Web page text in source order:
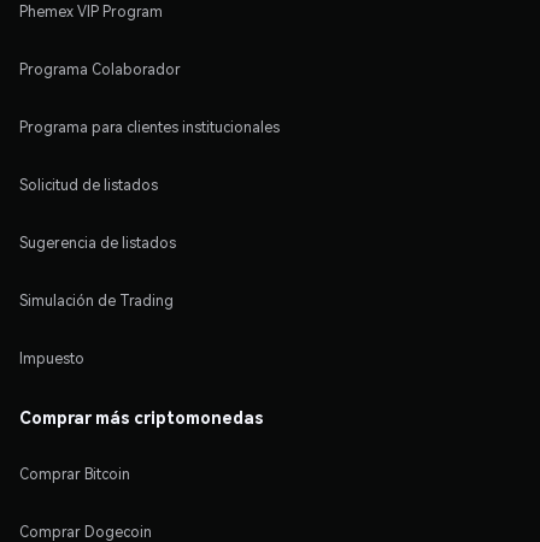
Phemex VIP Program
Programa Colaborador
Programa para clientes institucionales
Solicitud de listados
Sugerencia de listados
Simulación de Trading
Impuesto
Comprar más criptomonedas
Comprar Bitcoin
Comprar Dogecoin